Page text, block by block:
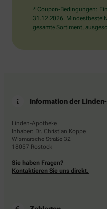
* Coupon-Bedingungen:
31.12.2026.
gesamte Sortiment,
Information der
Linden-Apotheke
Inhaber: Dr. Christian Koppe
Wismarsche Straße 32
18057 Rostock
Sie haben Fragen?
Kontaktieren Sie uns direkt.